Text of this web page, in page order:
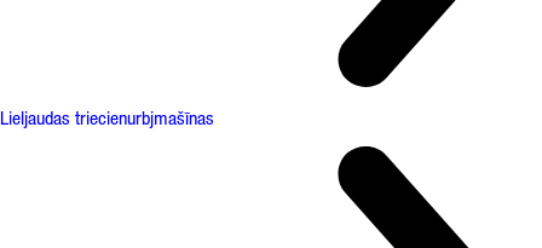
Lieljaudas triecienurbjmašīnas